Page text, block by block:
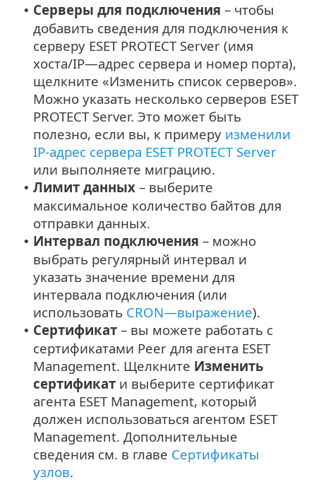
• Серверы для подключения – чтобы
добавить сведения для подключения к
серверу ESET PROTECT Server (имя
хоста/IP—адрес сервера и номер порта),
щелкните «Изменить список серверов».
Можно указать несколько серверов ESET
PROTECT Server. Это может быть
полезно, если вы, к примеру изменили
IP-адрес сервера ESET PROTECT Server
или выполняете миграцию.
• Лимит данных – выберите
максимальное количество байтов для
отправки данных.
• Интервал подключения – можно
выбрать регулярный интервал и
указать значение времени для
интервала подключения (или
использовать CRON—выражение).
• Сертификат – вы можете работать с
сертификатами Peer для агента ESET
Management. Щелкните Изменить
сертификат и выберите сертификат
агента ESET Management, который
должен использоваться агентом ESET
Management. Дополнительные
сведения см. в главе Сертификаты
узлов.